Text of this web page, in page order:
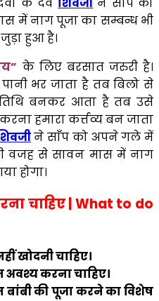
में नाग पूजा का सम्बन्ध भी
हुआ है।
के लिए बरसात जरुरी है।
भर जाता है तब बिलो से
बनकर आता है तब उसे
हमारा कर्त्तव्य बन जाता
ने साँप को अपने गले में
वजह से सावन मास में नाग
होगा।
चाहिए | What to do
खोदनी चाहिए।
अवश्य करना चाहिए।
बांबी की पूजा करने का विशेष